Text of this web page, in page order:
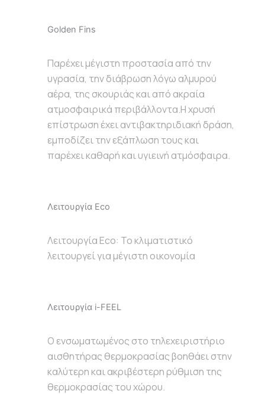
Golden Fins
Παρέχει μέγιστη προστασία από την
υγρασία, την διάβρωση λόγω αλμυρού
αέρα, της σκουριάς και από ακραία
ατμοσφαιρικά περιβάλλοντα.Η χρυσή
επίστρωση έχει αντιβακτηριδιακή δράση,
εμποδίζει την εξάπλωση τους και
παρέχει καθαρή και υγιεινή ατμόσφαιρα.
Λειτουργία Eco
Λειτουργία Eco: To κλιματιστικό
λειτουργεί για μέγιστη οικονομία
Λειτουργία i-FEEL
Ο ενσωματωμένος στο τηλεχειριστήριο
αισθητήρας θερμοκρασίας βοηθάει στην
καλύτερη και ακριβέστερη ρύθμιση της
θερμοκρασίας του χώρου.